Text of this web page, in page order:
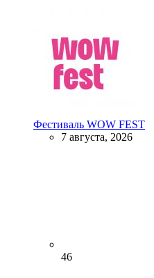
Фестиваль WOW FEST
7 августа, 2026
46